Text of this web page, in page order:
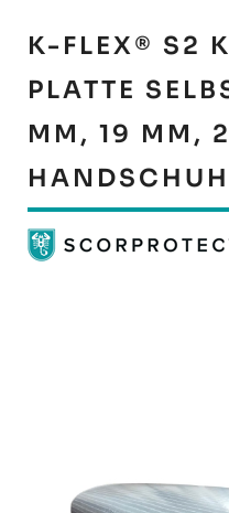
K-FLEX® S2
PLATTE
MM, 19 MM,